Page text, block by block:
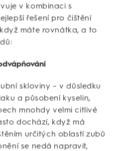
v kombinaci s
řešení pro čištění
máte rovnátka, a to
skloviny – v důsledku
a působení kyselin,
mnohdy velmi citlivé
dochází, když má
určitých oblastí zubů
se nedá napravit,